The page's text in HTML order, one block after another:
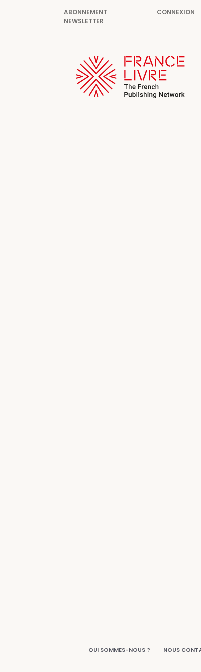
ABONNEMENT
NEWSLETTER
CONNEXION
QUI SOMMES-NOUS ? NOUS